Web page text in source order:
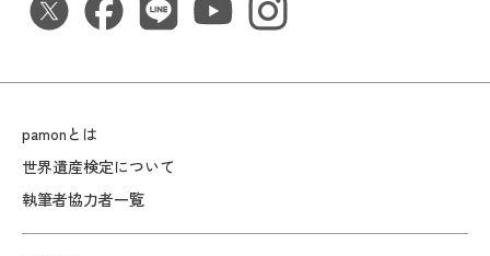
pamonとは
世界遺産検定について
執筆者協力者一覧